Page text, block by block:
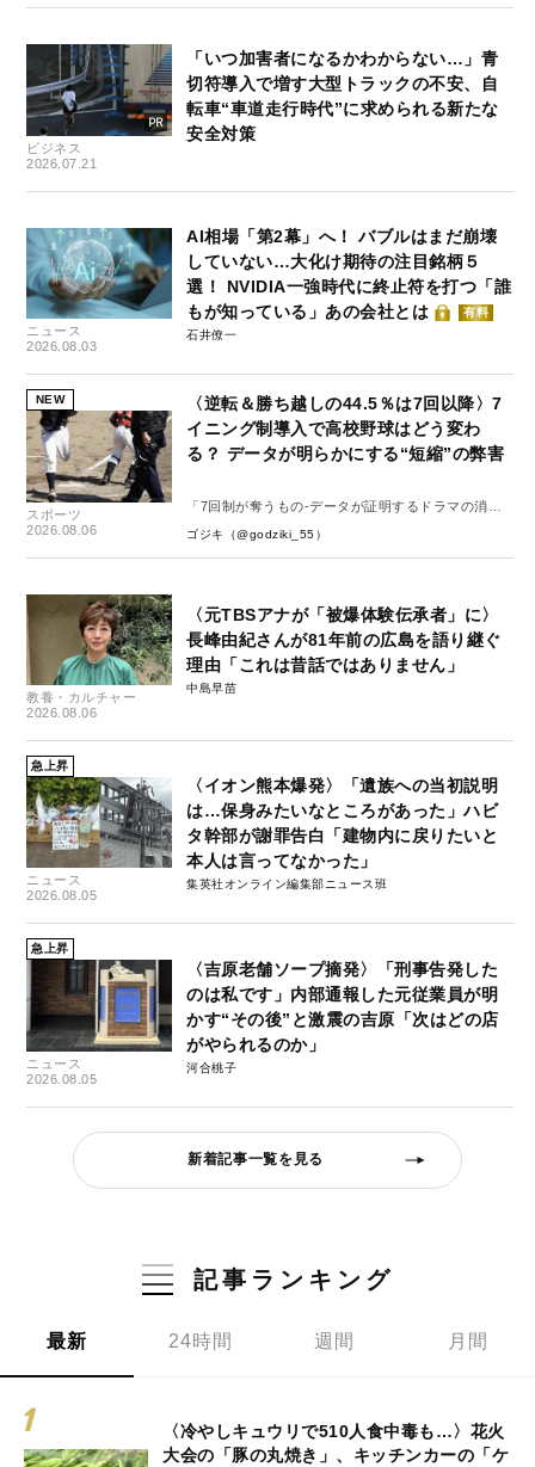
ビジネス
2026.07.21
「いつ加害者になるかわからない…」青
切符導入で増す大型トラックの不安、自
転車“車道走行時代”に求められる新たな
安全対策
ニュース
2026.08.03
AI相場「第2幕」へ！ バブルはまだ崩壊
していない…大化け期待の注目銘柄５
選！ NVIDIA一強時代に終止符を打つ「誰
もが知っている」あの会社とは
有料
石井僚一
NEW
スポーツ
2026.08.06
〈逆転＆勝ち越しの44.5％は7回以降〉7
イニング制導入で高校野球はどう変わ
る？ データが明らかにする“短縮”の弊害
「7回制が奪うもの-データが証明するドラマの消
失-」
ゴジキ（@godziki_55）
教養・カルチャー
2026.08.06
〈元TBSアナが「被爆体験伝承者」に〉
長峰由紀さんが81年前の広島を語り継ぐ
理由「これは昔話ではありません」
中島早苗
急上昇
ニュース
2026.08.05
〈イオン熊本爆発〉「遺族への当初説明
は…保身みたいなところがあった」ハビ
タ幹部が謝罪告白「建物内に戻りたいと
本人は言ってなかった」
集英社オンライン編集部ニュース班
急上昇
ニュース
2026.08.05
〈吉原老舗ソープ摘発〉「刑事告発した
のは私です」内部通報した元従業員が明
かす“その後”と激震の吉原「次はどの店
がやられるのか」
河合桃子
新着記事一覧を見る
記事ランキング
最新 24時間 週間 月間
〈冷やしキュウリで510人食中毒も…〉花火
大会の「豚の丸焼き」、キッチンカーの「ケ